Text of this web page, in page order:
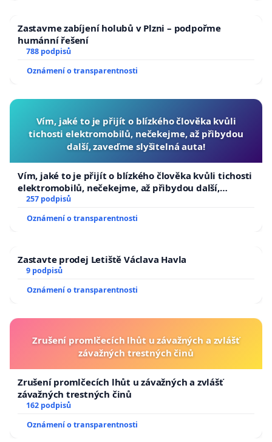
Zastavme zabíjení holubů v Plzni – podpořme
humánní řešení
788 podpisů
Oznámení o transparentnosti
Vím, jaké to je přijít o blízkého člověka kvůli
tichosti elektromobilů, nečekejme, až přibydou
další, zaveďme slyšitelná auta!
Vím, jaké to je přijít o blízkého člověka kvůli tichosti
elektromobilů, nečekejme, až přibydou další,
zaveďme slyšitelná auta!
257 podpisů
Oznámení o transparentnosti
Zastavte prodej Letiště Václava Havla
9 podpisů
Oznámení o transparentnosti
Zrušení promlčecích lhůt u závažných a zvlášť
závažných trestných činů
Zrušení promlčecích lhůt u závažných a zvlášť
závažných trestných činů
162 podpisů
Oznámení o transparentnosti